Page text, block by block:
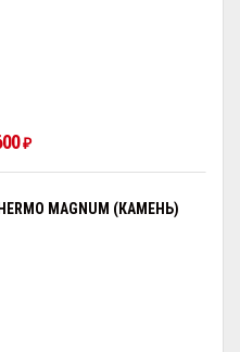
₽
MAGNUM (КАМЕНЬ)